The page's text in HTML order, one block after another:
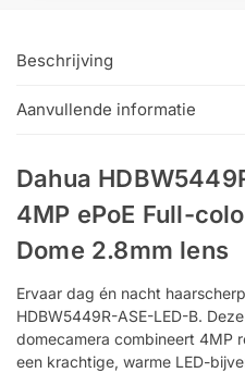
Beschrijving
Aanvullende informatie
Dahua
4MP ePoE Full-
Dome 2.8mm lens
Ervaar dag én nacht
HDBW5449R-ASE-LED-B.
domecamera combineert 4MP
een krachtige, warme LED-